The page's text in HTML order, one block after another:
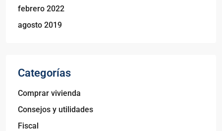
febrero 2022
agosto 2019
Categorías
Comprar vivienda
Consejos y utilidades
Fiscal